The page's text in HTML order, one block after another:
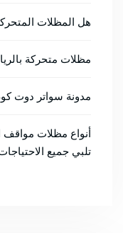
هل المظلات
مظلات متحركة
مدونة سواتر دوت
أنواع مظلات مواقف
تلبي جميع